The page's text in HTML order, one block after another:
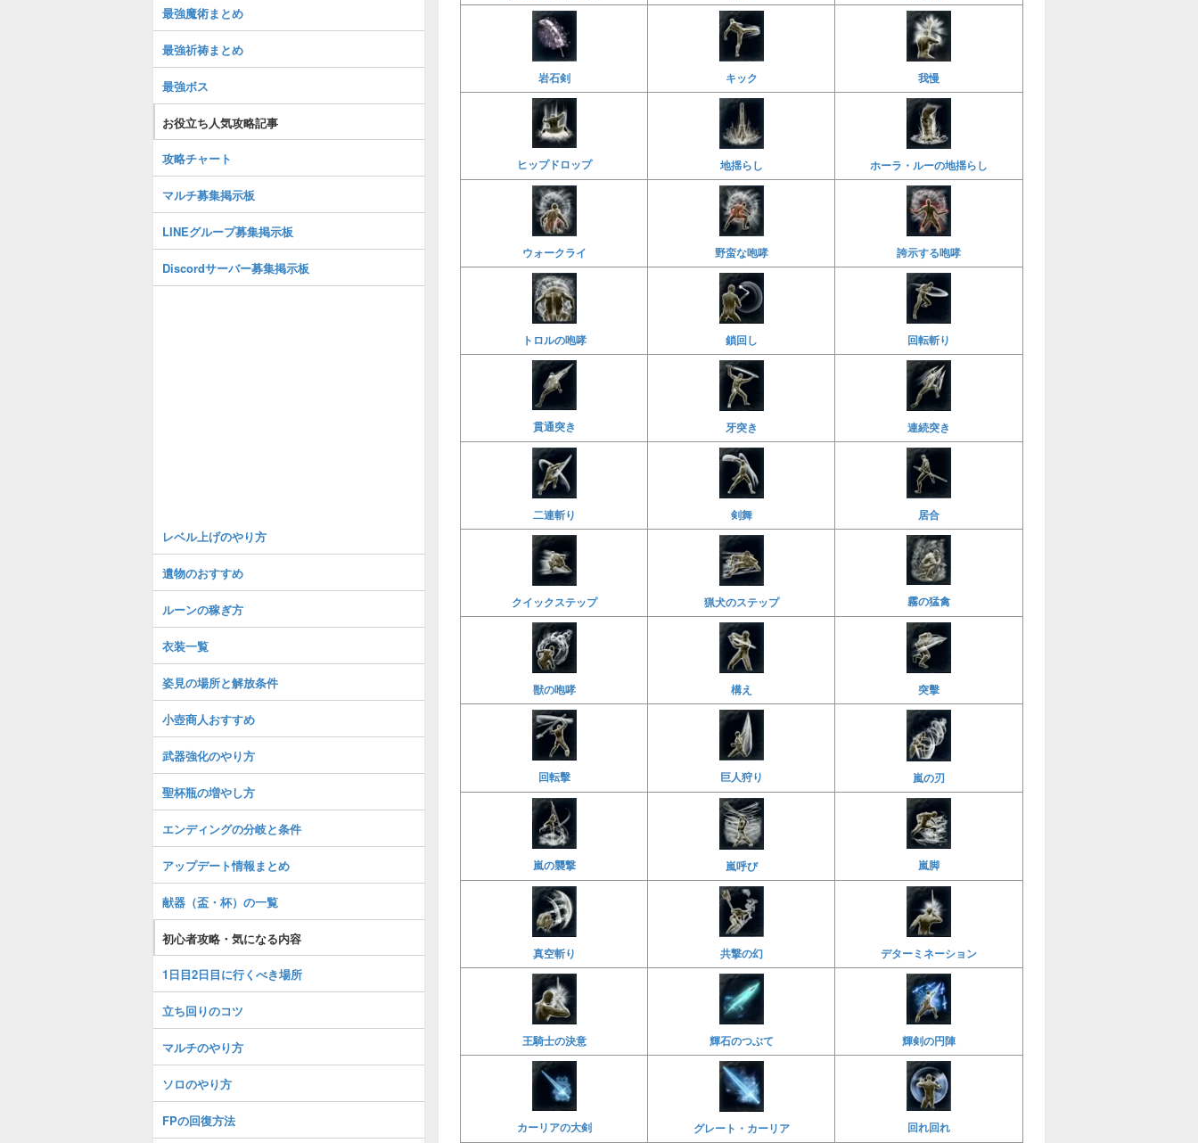
岩石剣 キック 我慢
ヒップドロップ 地揺らし ホーラ・ルーの地揺らし
ウォークライ 野蛮な咆哮 誇示する咆哮
トロルの咆哮 鎖回し 回転斬り
貫通突き 牙突き 連続突き
二連斬り 剣舞 居合
クイックステップ 猟犬のステップ 霧の猛禽
獣の咆哮 構え 突擊
回転擊 巨人狩り 嵐の刃
嵐の襲撃 嵐呼び 嵐脚
真空斬り 共撃の幻 デターミネーション
王騎士の決意 輝石のつぶて 輝剣の円陣
カーリアの大剣 グレート・カーリア 回れ回れ
最強魔術まとめ
最強祈祷まとめ
最強ボス
お役立ち人気攻略記事
攻略チャート
マルチ募集掲示板
LINEグループ募集掲示板
Discordサーバー募集掲示板
レベル上げのやり方
遺物のおすすめ
ルーンの稼ぎ方
衣装一覧
姿見の場所と解放条件
小壺商人おすすめ
武器強化のやり方
聖杯瓶の増やし方
エンディングの分岐と条件
アップデート情報まとめ
献器（盃・杯）の一覧
初心者攻略・気になる内容
1日目2日目に行くべき場所
立ち回りのコツ
マルチのやり方
ソロのやり方
FPの回復方法